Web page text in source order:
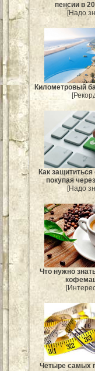
пенсии в
[Надо
Километровый
Как
покупая
[Надо
Что нужно
Четыре самых